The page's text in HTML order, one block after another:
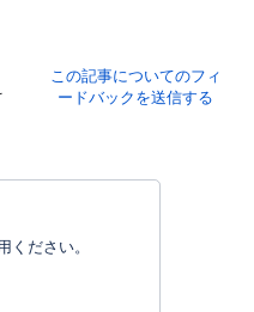
この記事についてのフィ
ードバックを送信する
ください。